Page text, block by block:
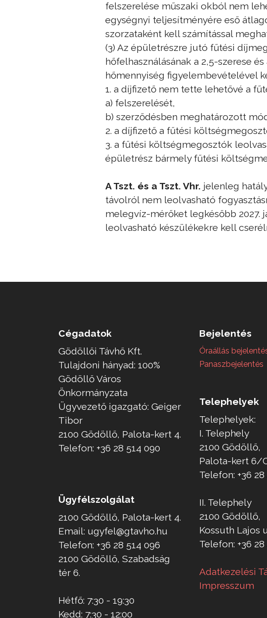
felszerelése műszaki okból nem
egységnyi teljesítményére eső
szorzataként kell számítással
(3) Az épületrészre jutó fűtési
hőfelhasználásának a 2,5-szerese
hőmennyiség figyelembevételével
1. a díjfizető nem tette lehetővé a
a) felszerelését,
b) szerződésben meghatározott
2. a díjfizető a fűtési
3. a fűtési költségmegosztók
épületrész bármely fűtési
A Tszt. és a Tszt. Vhr. jelenleg
távolról nem leolvasható
melegvíz-mérőket legkésőbb 2027.
leolvasható készülékekre kell
Cégadatok
Gödöllői Távhő Kft.
Tulajdoni hányad: 100%
Gödöllő Város
Önkormányzata
Ügyvezető igazgató: Geiger
Tibor
2100 Gödöllő, Palota-kert 4.
Telefon: +36 28 514 090
Ügyfélszolgálat
2100 Gödöllő, Palota-kert 4.
Email: ugyfel@gtavho.hu
Telefon: +36 28 514 096
2100 Gödöllő, Szabadság
tér 6.
Hétfő: 7:30 - 19:30
Kedd: 7:30 - 12:00
Bejelentés
Óraállás
Panaszbejelentés
Telephelyek
Telephelyek:
I. Telephely
2100 Gödöllő,
Palota-kert 6/
Telefon: +36 28
II. Telephely
2100 Gödöllő,
Kossuth Lajos
Telefon: +36
Adatkezelési
Impresszum